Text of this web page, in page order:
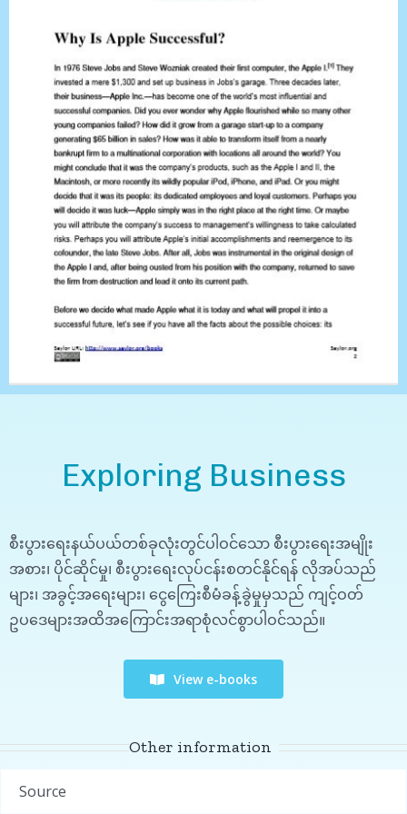
Exploring Business
စီးပွားရေးနယ်ပယ်တစ်ခုလုံးတွင်ပါဝင်သော စီးပွားရေးအမျိုး
အစား၊ ပိုင်ဆိုင်မှု၊ စီးပွားရေးလုပ်ငန်းစတင်နိုင်ရန် လိုအပ်သည်
များ၊ အခွင့်အရေးများ၊ ငွေကြေးစီမံခန့်ခွဲမှုမှသည် ကျင့်ဝတ်
ဥပဒေများအထိအကြောင်းအရာစုံလင်စွာပါဝင်သည်။
View e-books
Other information
Source